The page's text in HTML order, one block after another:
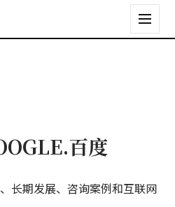
百度
长期发展、咨询案例和互联网